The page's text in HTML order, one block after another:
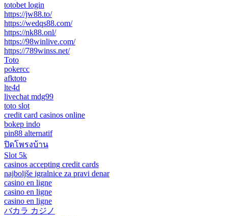
totobet login
https://jw88.to/
https://wedqs88.com/
https://nk88.onl/
https://98winlive.com/
https://789winss.net/
Toto
pokercc
afktoto
lte4d
livechat mdg99
toto slot
credit card casinos online
bokep indo
pin88 alternatif
ปิดโพรงบ้าน
Slot 5k
casinos accepting credit cards
najboljše igralnice za pravi denar
casino en ligne
casino en ligne
casino en ligne
バカラ カジノ